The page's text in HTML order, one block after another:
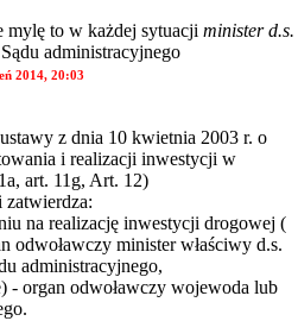
mylę to w każdej sytuacji minister d.s.
administracyjnego
2014, 20:03
z dnia 10 kwietnia 2003 r. o
i realizacji inwestycji w
art. 11g, Art. 12)
zatwierdza:
na realizację inwestycji drogowej (
odwoławczy minister właściwy d.s.
administracyjnego,
- organ odwoławczy wojewoda lub